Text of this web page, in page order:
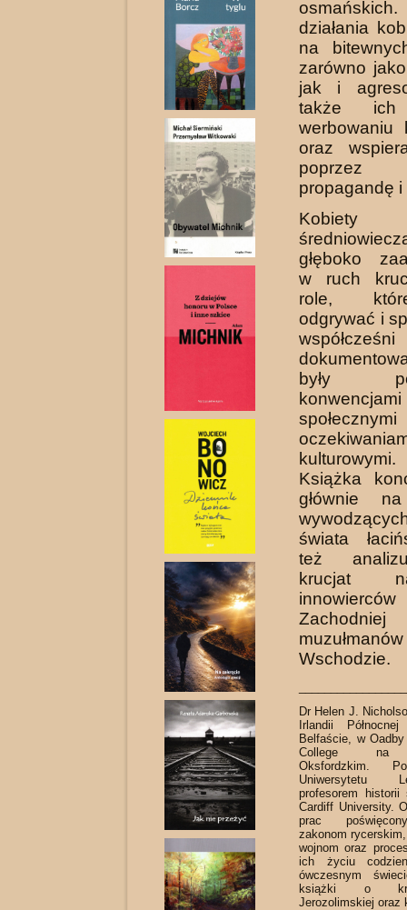
osmańskich.
działania
na
zarówno
jak i
także
werbowaniu
oraz
poprzez
propagandę i
głęboko
w ruch
role,
odgrywać i
współcześni
były
konwencjami
kulturowymi.
Książka
głównie
świata
też
krucjat
Wschodzie.
Dr Helen J.
Irlandii
Belfaście, w
College na
Oksfordzkim.
Uniwersytetu
profesorem historii
Cardiff University.
prac
zakonom
wojnom oraz
ich życiu
ówczesnym
książki o
Jerozolimskiej oraz